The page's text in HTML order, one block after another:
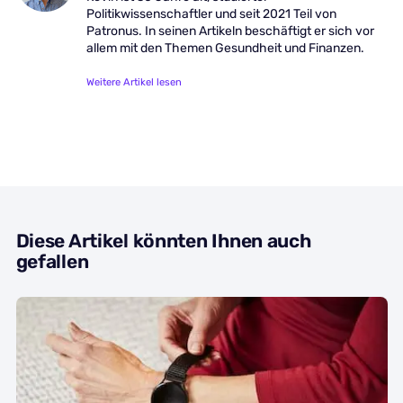
Politikwissenschaftler und seit 2021 Teil von
Patronus. In seinen Artikeln beschäftigt er sich vor
allem mit den Themen Gesundheit und Finanzen.
Weitere Artikel lesen
Diese Artikel könnten Ihnen auch
gefallen